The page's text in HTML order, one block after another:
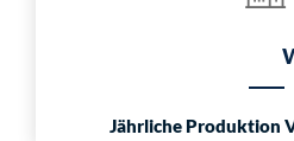
Jährliche Produktion